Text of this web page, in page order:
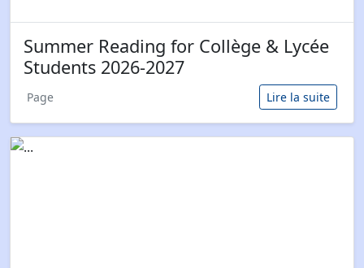
Summer Reading for Collège & Lycée
Students 2026-2027
Page Lire la suite